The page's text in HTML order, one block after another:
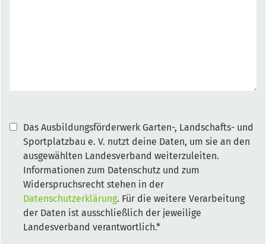
Das Ausbildungsförderwerk Garten-, Landschafts- und
Sportplatzbau e. V. nutzt deine Daten, um sie an den
ausgewählten Landesverband weiterzuleiten.
Informationen zum Datenschutz und zum
Widerspruchsrecht stehen in der
Datenschutzerklärung. Für die weitere Verarbeitung
der Daten ist ausschließlich der jeweilige
Landesverband verantwortlich.*